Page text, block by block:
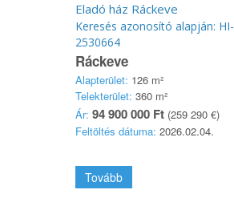
Eladó ház Ráckeve
Keresés azonosító alapján: HI-
2530664
Ráckeve
Alapterület: 126 m²
Telekterület: 360 m²
Ár: 94 900 000 Ft (259 290 €)
Feltöltés dátuma: 2026.02.04.
Tovább